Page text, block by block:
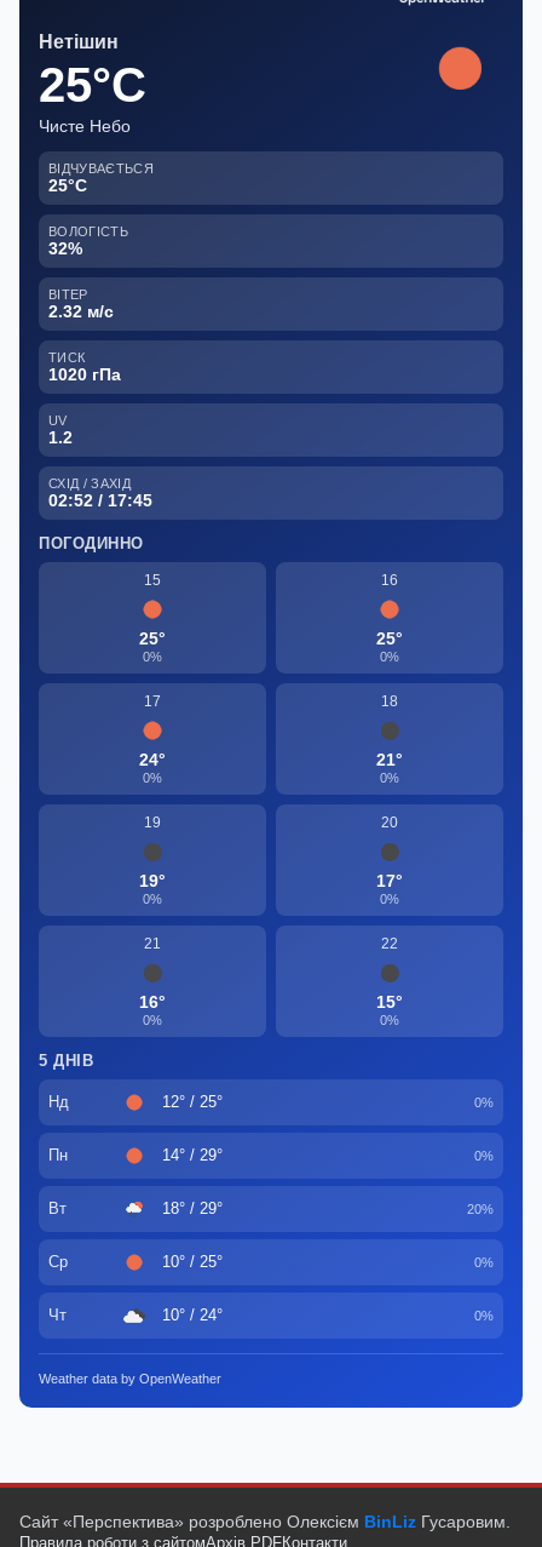
Нетішин
25°C
Чисте Небо
ВІДЧУВАЄТЬСЯ
25°C
ВОЛОГІСТЬ
32%
ВІТЕР
2.32 м/с
ТИСК
1020 гПа
UV
1.2
СХІД / ЗАХІД
02:52 / 17:45
ПОГОДИННО
15
25°
0%
16
25°
0%
17
24°
0%
18
21°
0%
19
19°
0%
20
17°
0%
21
16°
0%
22
15°
0%
5 ДНІВ
Нд 12° / 25° 0%
Пн 14° / 29° 0%
Вт 18° / 29° 20%
Ср 10° / 25° 0%
Чт 10° / 24° 0%
Weather data by OpenWeather
Сайт «Перспектива» розроблено Олексієм BinLiz Гусаровим.
Правила роботи з сайтомАрхів PDFКонтакти